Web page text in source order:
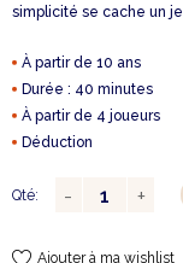
simplicité se cache un
À partir de 10 ans
Durée : 40 minutes
À partir de 4 joueurs
Déduction
Qté:
Ajouter à ma wishlist